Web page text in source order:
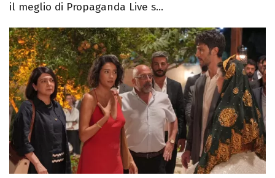
il meglio di Propaganda Live s...